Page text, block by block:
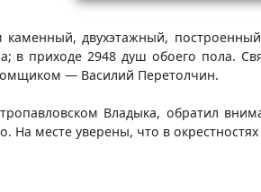
каменный, двухэтажный,
в приходе 2948 душ обоего пола.
— Василий Перетолчин.
Владыка, обратил
На месте уверены, что в